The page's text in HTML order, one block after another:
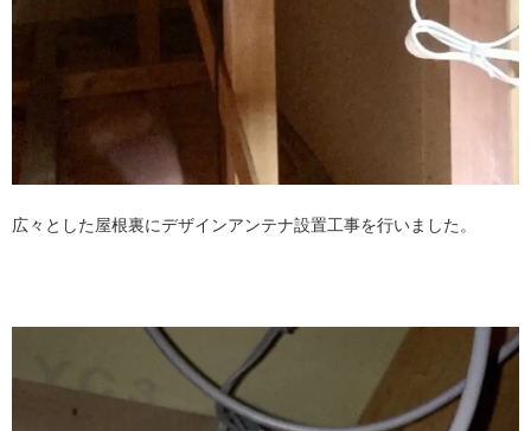
広々とした屋根裏にデザインアンテナ設置工事を行いました。